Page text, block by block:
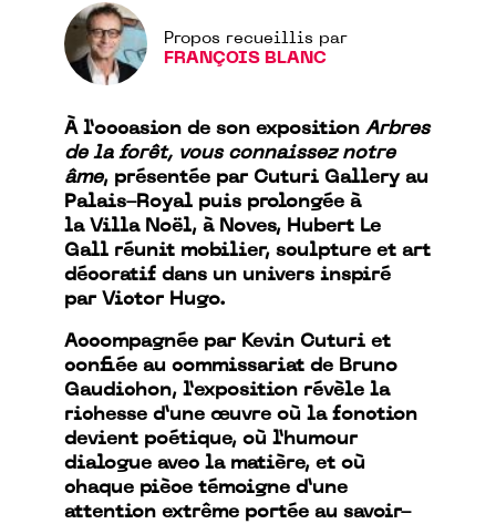
Propos recueillis par
FRANÇOIS BLANC
À l’occasion de son exposition Arbres
de la forêt, vous connaissez notre
âme, présentée par Cuturi Gallery au
Palais-Royal puis prolongée à
la Villa Noël, à Noves, Hubert Le
Gall réunit mobilier, sculpture et art
décoratif dans un univers inspiré
par Victor Hugo.
Accompagnée par Kevin Cuturi et
confiée au commissariat de Bruno
Gaudichon, l’exposition révèle la
richesse d’une œuvre où la fonction
devient poétique, où l’humour
dialogue avec la matière, et où
chaque pièce témoigne d’une
attention extrême portée au savoir-